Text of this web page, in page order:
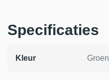
Specificaties
Kleur Groen